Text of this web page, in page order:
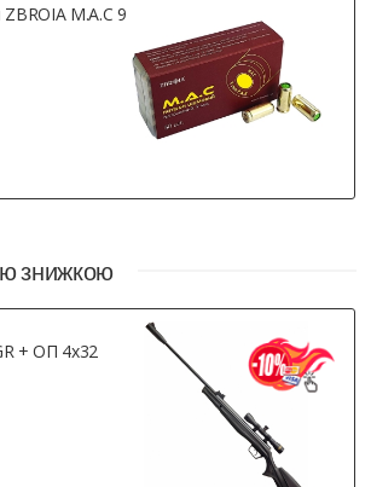
M.A.C 9
знижкою
+ ОП 4x32